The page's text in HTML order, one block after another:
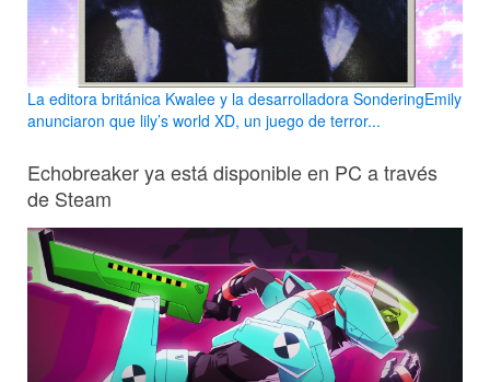
La editora británica Kwalee y la desarrolladora SonderingEmily
anunciaron que lily’s world XD, un juego de terror...
Echobreaker ya está disponible en PC a través
de Steam